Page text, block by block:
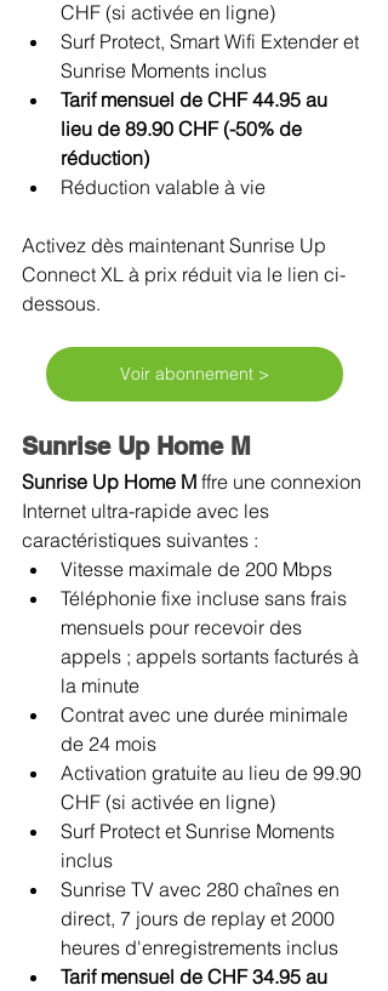
CHF (si activée en ligne)
Surf Protect, Smart Wifi Extender et
Sunrise Moments inclus
Tarif mensuel de CHF 44.95 au
lieu de 89.90 CHF (-50% de
réduction)
Réduction valable à vie
Activez dès maintenant Sunrise Up
Connect XL à prix réduit via le lien ci-
dessous.
Voir abonnement >
Sunrise Up Home M
Sunrise Up Home M ffre une connexion
Internet ultra-rapide avec les
caractéristiques suivantes :
Vitesse maximale de 200 Mbps
Téléphonie fixe incluse sans frais
mensuels pour recevoir des
appels ; appels sortants facturés à
la minute
Contrat avec une durée minimale
de 24 mois
Activation gratuite au lieu de 99.90
CHF (si activée en ligne)
Surf Protect et Sunrise Moments
inclus
Sunrise TV avec 280 chaînes en
direct, 7 jours de replay et 2000
heures d'enregistrements inclus
Tarif mensuel de CHF 34.95 au